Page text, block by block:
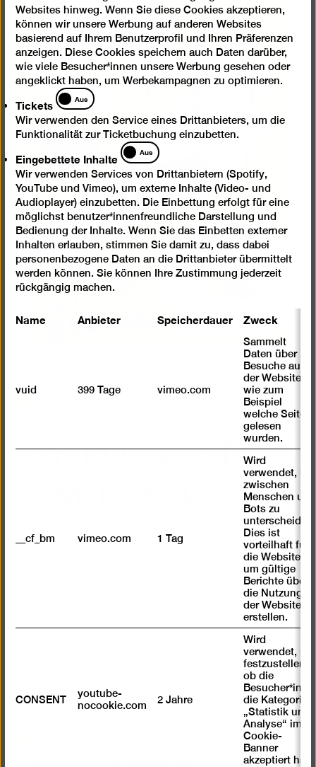
einer
öffnen
Bild
einer
öffnen
Websites hinweg. Wenn Sie diese Cookies akzeptieren,
können wir unsere Werbung auf anderen Websites
basierend auf Ihrem Benutzerprofil und Ihren Präferenzen
anzeigen. Diese Cookies speichern auch Daten darüber,
wie viele Besucher*innen unsere Werbung gesehen oder
angeklickt haben, um Werbekampagnen zu optimieren.
Tickets
Tickets
Aus
Wir verwenden den Service eines Drittanbieters, um die
Funktionalität zur Ticketbuchung einzubetten.
Eingebettete Inhalte
Eingebettete
Inhalte
Aus
Wir verwenden Services von Drittanbietern (Spotify,
YouTube und Vimeo), um externe Inhalte (Video- und
Audioplayer) einzubetten. Die Einbettung erfolgt für eine
möglichst benutzer*innenfreundliche Darstellung und
Bedienung der Inhalte. Wenn Sie das Einbetten externer
Inhalten erlauben, stimmen Sie damit zu, dass dabei
personenbezogene Daten an die Drittanbieter übermittelt
werden können. Sie können Ihre Zustimmung jederzeit
rückgängig machen.
Name Anbieter Speicherdauer Zweck
vuid 399 Tage vimeo.com
Sammelt
Daten über
Besuche auf
der Website,
wie zum
Beispiel
welche Seiten
gelesen
wurden.
__cf_bm vimeo.com 1 Tag
Wird
verwendet, um
zwischen
Menschen und
Bots zu
unterscheiden.
Dies ist
vorteilhaft für
die Website,
um gültige
Berichte über
die Nutzung
der Website zu
erstellen.
CONSENT
youtube-
nocookie.com
2 Jahre
Wird
verwendet, um
festzustellen ,
ob die
Besucher*in
die Kategorie
„Statistik und
Analyse“ im
Cookie-
Banner
akzeptiert hat